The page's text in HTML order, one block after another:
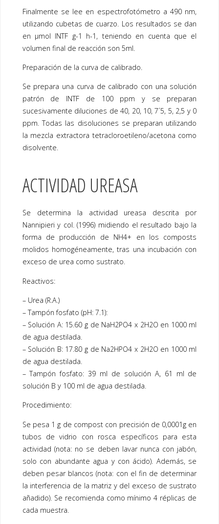
Finalmente se lee en espectrofotómetro a 490 nm,
utilizando cubetas de cuarzo. Los resultados se dan
en µmol INTF g-1 h-1, teniendo en cuenta que el
volumen final de reacción son 5ml.
Preparación de la curva de calibrado.
Se prepara una curva de calibrado con una solución
patrón de INTF de 100 ppm y se preparan
sucesivamente diluciones de 40, 20, 10, 7´5, 5, 2,5 y 0
ppm. Todas las disoluciones se preparan utilizando
la mezcla extractora tetracloroetileno/acetona como
disolvente.
ACTIVIDAD UREASA
Se determina la actividad ureasa descrita por
Nannipieri y col. (1996) midiendo el resultado bajo la
forma de producción de NH4+ en los composts
molidos homogéneamente, tras una incubación con
exceso de urea como sustrato.
Reactivos:
– Urea (R.A.)
– Tampón fosfato (pH: 7.1):
– Solución A: 15.60 g de NaH2PO4 x 2H2O en 1000 ml
de agua destilada.
– Solución B: 17.80 g de Na2HPO4 x 2H2O en 1000 ml
de agua destilada.
– Tampón fosfato: 39 ml de solución A, 61 ml de
solución B y 100 ml de agua destilada.
Procedimiento:
Se pesa 1 g de compost con precisión de 0,0001g en
tubos de vidrio con rosca específicos para esta
actividad (nota: no se deben lavar nunca con jabón,
solo con abundante agua y con ácido). Además, se
deben pesar blancos (nota: con el fin de determinar
la interferencia de la matriz y del exceso de sustrato
añadido). Se recomienda como mínimo 4 réplicas de
cada muestra.